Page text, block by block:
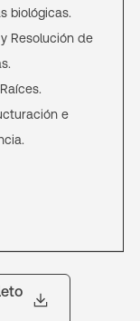
biológicas.​
Resolución de
e